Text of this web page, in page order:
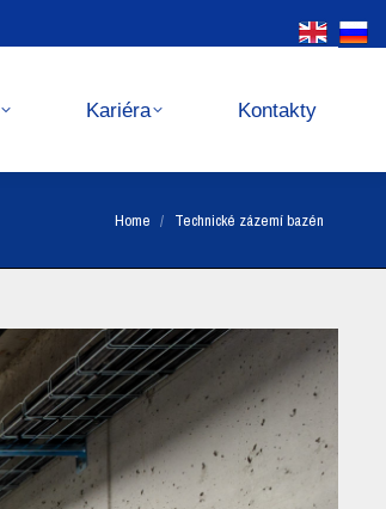
Kariéra Kontakty
You are here:
Home Technické zázemí bazén